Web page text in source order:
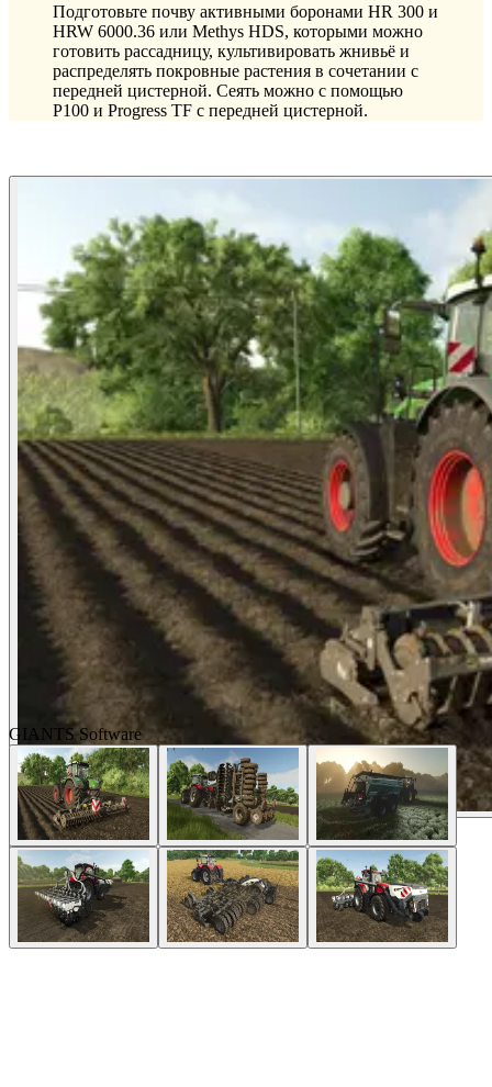
Подготовьте почву активными боронами HR 300 и
HRW 6000.36 или Methys HDS, которыми можно
готовить рассадницу, культивировать жнивьё и
распределять покровные растения в сочетании с
передней цистерной. Сеять можно с помощью
P100 и Progress TF с передней цистерной.
/6
GIANTS Software